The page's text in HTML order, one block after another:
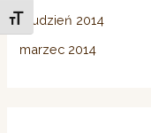
Toggle Font size
grudzień 2014
marzec 2014